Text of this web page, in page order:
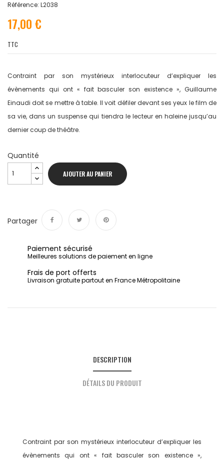
Référence: L2038
17,00 €
TTC
Contraint par son mystérieux interlocuteur d’expliquer les
évènements qui ont « fait basculer son existence », Guillaume
Einaudi doit se mettre à table. Il voit défiler devant ses yeux le film de
sa vie, dans un suspense qui tiendra le lecteur en haleine jusqu’au
dernier coup de théâtre.
Quantité
AJOUTER AU PANIER
Partager
Paiement sécurisé
Meilleures solutions de paiement en ligne
Frais de port offerts
Livraison gratuite partout en France Métropolitaine
DESCRIPTION
DÉTAILS DU PRODUIT
Contraint par son mystérieux interlocuteur d’expliquer les
évènements qui ont « fait basculer son existence »,